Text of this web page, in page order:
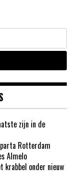
zijn in de
Rotterdam
Almelo
krabbel onder nieuw